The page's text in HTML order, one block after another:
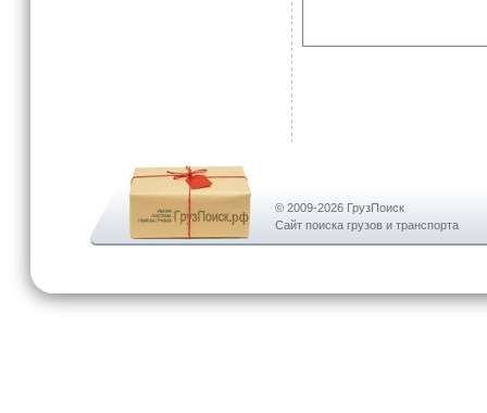
© 2009-2026 ГрузПоиск
Сайт поиска грузов и транспорта